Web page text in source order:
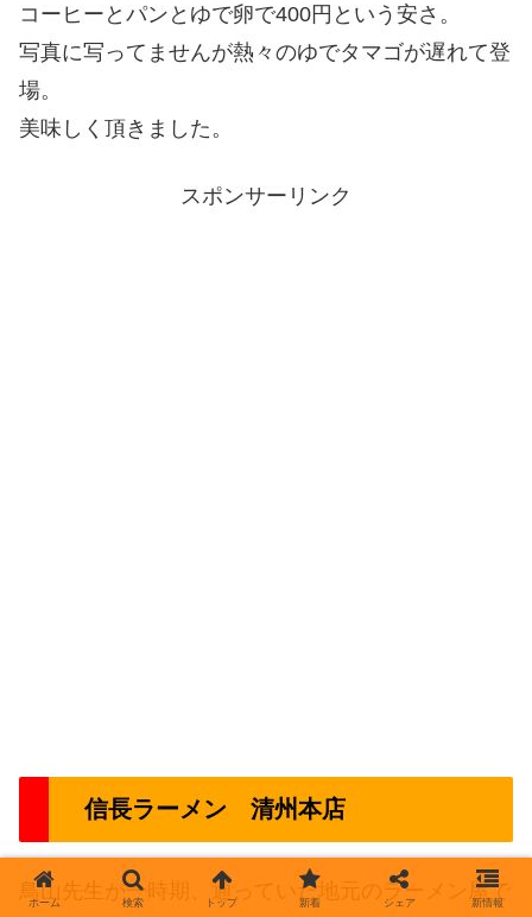
コーヒーとパンとゆで卵で400円という安さ。
写真に写ってませんが熱々のゆでタマゴが遅れて登
場。
美味しく頂きました。
スポンサーリンク
信長ラーメン 清州本店
鳥山先生が一時期、通っていた地元のラーメン屋で
ホーム 検索 トップ 新着 シェア 新情報